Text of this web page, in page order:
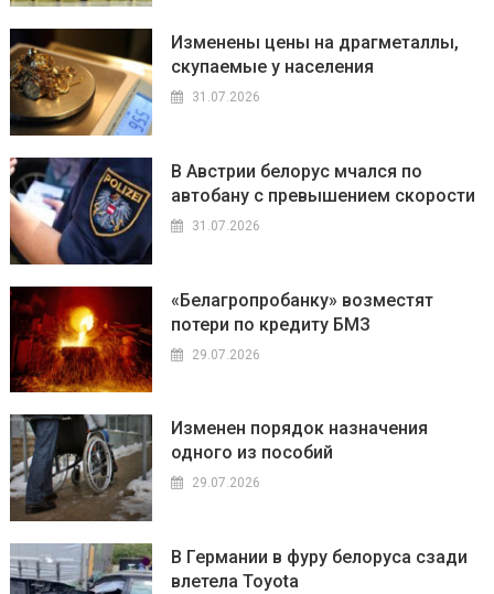
Изменены цены на драгметаллы,
скупаемые у населения
31.07.2026
В Австрии белорус мчался по
автобану с превышением скорости
31.07.2026
«Белагропробанку» возместят
потери по кредиту БМЗ
29.07.2026
Изменен порядок назначения
одного из пособий
29.07.2026
В Германии в фуру белоруса сзади
влетела Toyota